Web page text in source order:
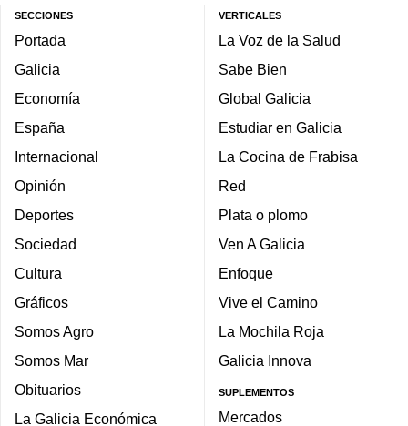
SECCIONES
Portada
Galicia
Economía
España
Internacional
Opinión
Deportes
Sociedad
Cultura
Gráficos
Somos Agro
Somos Mar
Obituarios
La Galicia Económica
VERTICALES
La Voz de la Salud
Sabe Bien
Global Galicia
Estudiar en Galicia
La Cocina de Frabisa
Red
Plata o plomo
Ven A Galicia
Enfoque
Vive el Camino
La Mochila Roja
Galicia Innova
SUPLEMENTOS
Mercados